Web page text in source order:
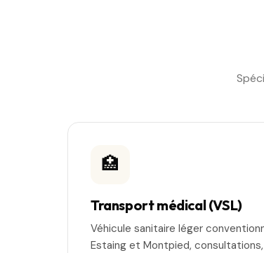
🏥
Transport médical (VSL)
Véhicule sanitaire léger
Estaing et Montpied,